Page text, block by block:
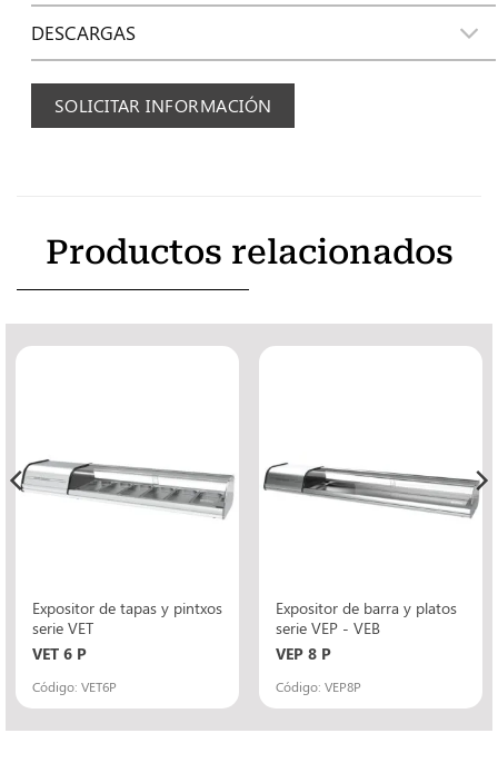
DESCARGAS
SOLICITAR INFORMACIÓN
Productos relacionados
Expositor de tapas y pintxos
serie VET
VET 6 P
Código: VET6P
Expositor de barra y platos
serie VEP - VEB
VEP 8 P
Código: VEP8P